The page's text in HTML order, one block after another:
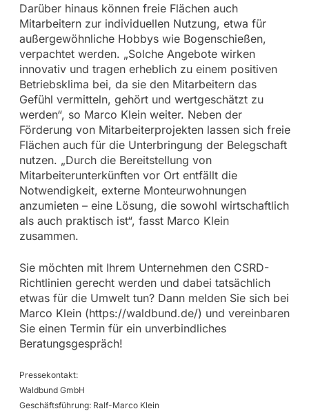
Darüber hinaus können freie Flächen auch
Mitarbeitern zur individuellen Nutzung, etwa für
außergewöhnliche Hobbys wie Bogenschießen,
verpachtet werden. „Solche Angebote wirken
innovativ und tragen erheblich zu einem positiven
Betriebsklima bei, da sie den Mitarbeitern das
Gefühl vermitteln, gehört und wertgeschätzt zu
werden“, so Marco Klein weiter. Neben der
Förderung von Mitarbeiterprojekten lassen sich freie
Flächen auch für die Unterbringung der Belegschaft
nutzen. „Durch die Bereitstellung von
Mitarbeiterunterkünften vor Ort entfällt die
Notwendigkeit, externe Monteurwohnungen
anzumieten – eine Lösung, die sowohl wirtschaftlich
als auch praktisch ist“, fasst Marco Klein
zusammen.
Sie möchten mit Ihrem Unternehmen den CSRD-
Richtlinien gerecht werden und dabei tatsächlich
etwas für die Umwelt tun? Dann melden Sie sich bei
Marco Klein (https://waldbund.de/) und vereinbaren
Sie einen Termin für ein unverbindliches
Beratungsgespräch!
Pressekontakt:
Waldbund GmbH
Geschäftsführung: Ralf-Marco Klein